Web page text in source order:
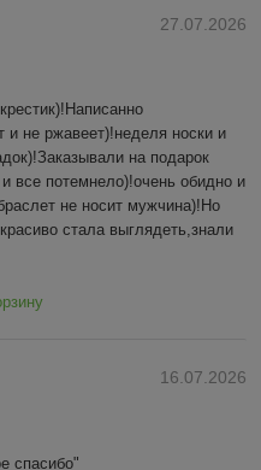
27.07.2026
и не ржавеет)!неделя носки и
на подарок
все потемнело)!очень обидно и
не носит мужчина)!Но
стала выглядеть,знали
16.07.2026
спасибо"